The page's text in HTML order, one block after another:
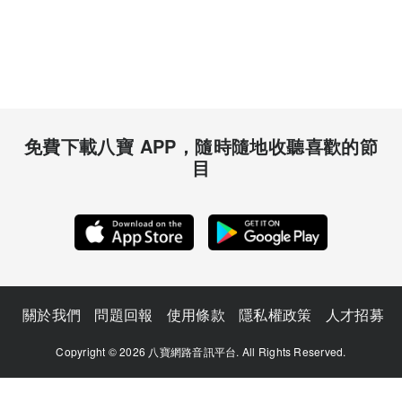
免費下載八寶 APP，隨時隨地收聽喜歡的節
目
關於我們 問題回報 使用條款 隱私權政策 人才招募
Copyright © 2026 八寶網路音訊平台. All Rights Reserved.